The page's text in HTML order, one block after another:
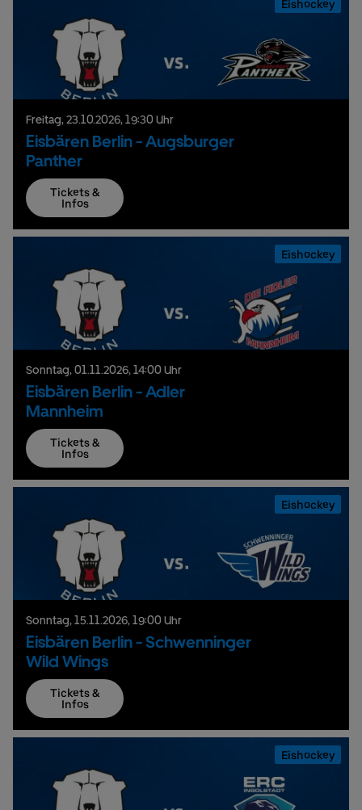
Eishockey
Freitag,23.10.2026,19:30 Uhr
Eisbären Berlin - Augsburger
Panther
Tickets &
Infos
Eishockey
Sonntag,01.11.2026,14:00 Uhr
Eisbären Berlin - Adler
Mannheim
Tickets &
Infos
Eishockey
Sonntag,15.11.2026,19:00 Uhr
Eisbären Berlin - Schwenninger
Wild Wings
Tickets &
Infos
Eishockey